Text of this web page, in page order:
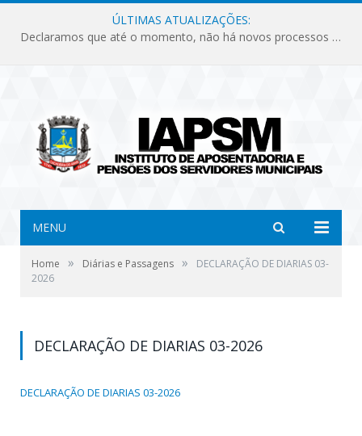
ÚLTIMAS ATUALIZAÇÕES:
Declaramos que até o momento, não há novos processos licitatórios para o Instituto de Previdência no ano de 2026.
MENU
Home » Diárias e Passagens »
DECLARAÇÃO DE DIARIAS 03-
2026
DECLARAÇÃO DE DIARIAS 03-2026
DECLARAÇÃO DE DIARIAS 03-2026